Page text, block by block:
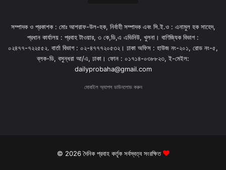
সম্পাদক ও প্রকাশক : মোঃ আশরাফ-উল-হক, নির্বাহী সম্পাদক এবং সি.ই.ও : এনামুল হক সাহেদ,
প্রধান কার্যালয় : প্রবাহ টাওয়ার, ৩ কে,ডি,এ এভিনিউ, খুলনা। বাণিজ্যিক বিভাগ :
০২৪৭৭-৭২২৫৫২. বার্তা বিভাগ : ০২-৪৭৭৭২০৫৩২। ঢাকা অফিস : হাউজ নং-২০১, রোড নং-৫,
ব্লক-ডি, বসুন্ধরা আ/এ, ঢাকা। ফোন : ০১৭১৪-০৩৮৮২৩, ই-মেইল:
dailyprobaha@gmail.com
মোবাইল অ্যাপস ডাউনলোড করুন
© 2026 দৈনিক প্রবাহ কর্তৃক সর্বস্বত্ব সংরক্ষিত